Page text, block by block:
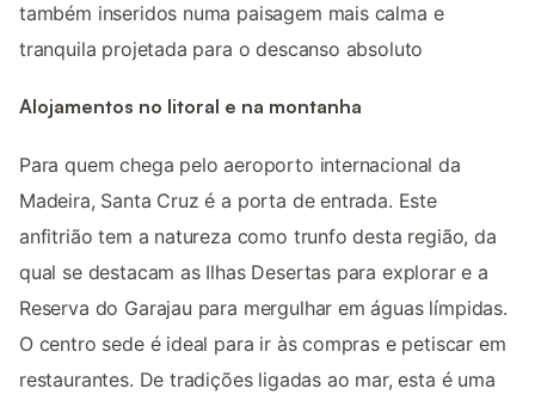
também inseridos numa paisagem mais calma e
tranquila projetada para o descanso absoluto
Alojamentos no litoral e na montanha
Para quem chega pelo aeroporto internacional da
Madeira, Santa Cruz é a porta de entrada. Este
anfitrião tem a natureza como trunfo desta região, da
qual se destacam as Ilhas Desertas para explorar e a
Reserva do Garajau para mergulhar em águas límpidas.
O centro sede é ideal para ir às compras e petiscar em
restaurantes. De tradições ligadas ao mar, esta é uma